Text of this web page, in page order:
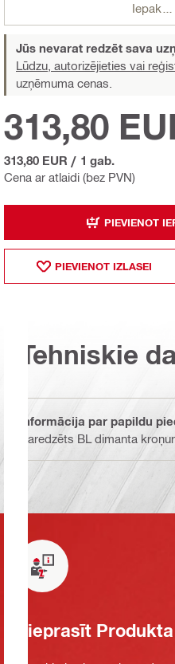
Jūs nevarat redzēt sava
Lūdzu, autorizējieties vai
uzņēmuma cenas.
Cena ar atlaidi (bez PVN)
313,80
313,80 EUR / 1 gab.
PIEVIENOT
PIEVIENOT IZLASEI
Tehniskie
Informācija par papildu
Paredzēts BL dimanta
Pieprasīt